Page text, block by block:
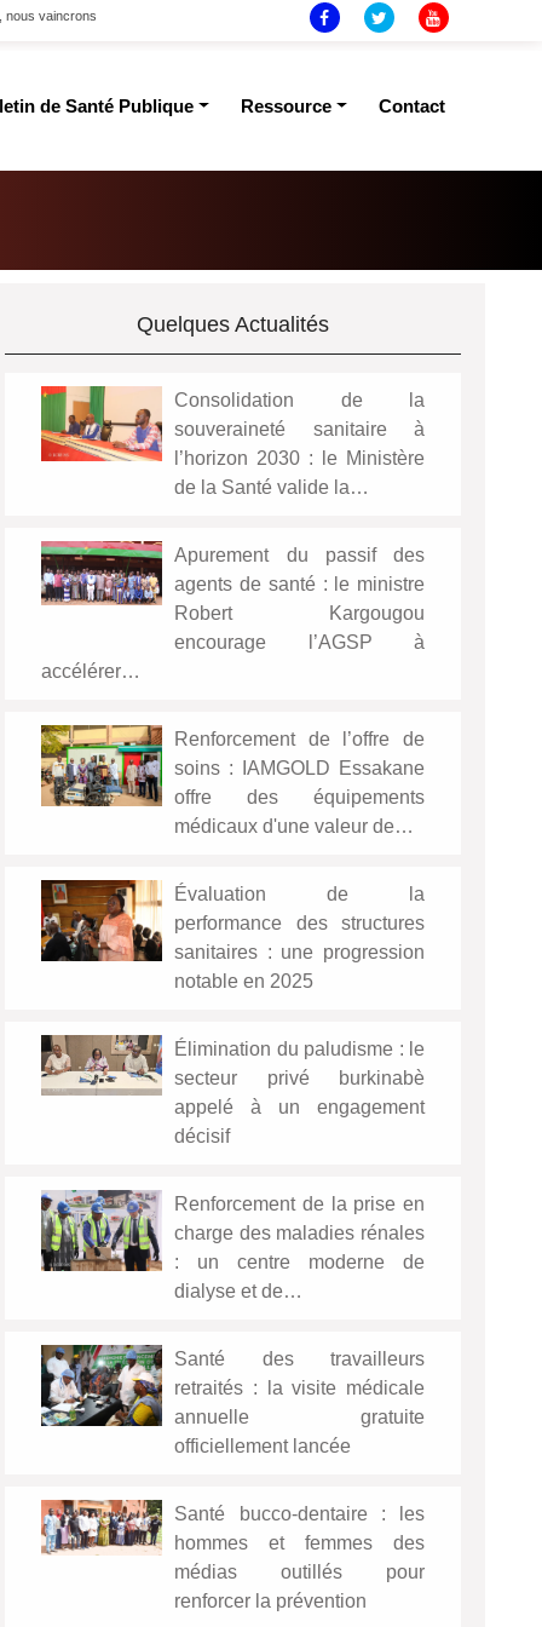
nous vaincrons
de Santé Publique Ressource Contact
Quelques Actualités
Consolidation de la
souveraineté sanitaire à
l’horizon 2030 : le Ministère
de la Santé valide la…
Apurement du passif des
agents de santé : le ministre
Robert Kargougou
encourage l’AGSP à
accélérer…
Renforcement de l’offre de
soins : IAMGOLD Essakane
offre des équipements
médicaux d'une valeur de…
Évaluation de la
performance des structures
sanitaires : une progression
notable en 2025
Élimination du paludisme : le
secteur privé burkinabè
appelé à un engagement
décisif
Renforcement de la prise en
charge des maladies rénales
: un centre moderne de
dialyse et de…
Santé des travailleurs
retraités : la visite médicale
annuelle gratuite
officiellement lancée
Santé bucco-dentaire : les
hommes et femmes des
médias outillés pour
renforcer la prévention